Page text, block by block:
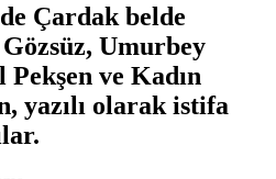
Çardak belde
Umurbey
Pekşen ve Kadın
yazılı olarak istifa